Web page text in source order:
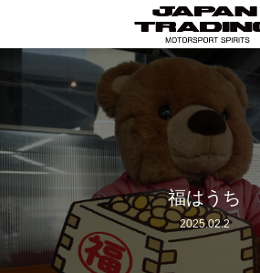
福はうち
2025.02.2
在庫車
カテゴリー